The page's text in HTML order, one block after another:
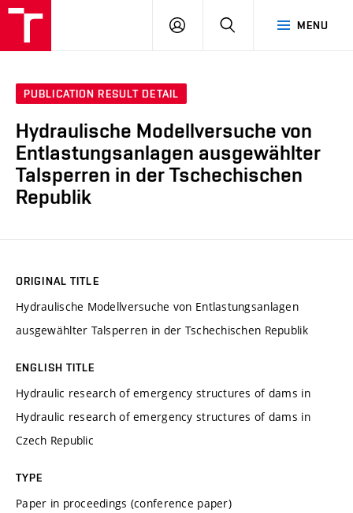
MENU
LOG
SEARCH
PUBLICATION RESULT DETAIL
Hydraulische Modellversuche von
Entlastungsanlagen ausgewählter
Talsperren in der Tschechischen
Republik
ORIGINAL TITLE
Hydraulische Modellversuche von Entlastungsanlagen
ausgewählter Talsperren in der Tschechischen Republik
ENGLISH TITLE
Hydraulic research of emergency structures of dams in
Hydraulic research of emergency structures of dams in
Czech Republic
TYPE
Paper in proceedings (conference paper)